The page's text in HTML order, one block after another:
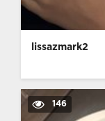
lissazmark2
146